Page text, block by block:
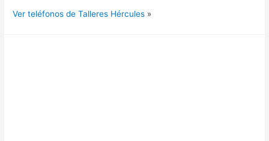
Ver teléfonos de Talleres Hércules »